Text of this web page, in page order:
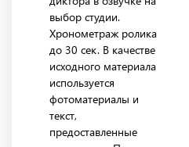
выбор студии.
Хронометраж ролика
до 30 сек. В качестве
исходного материала
используется
фотоматериалы и
текст,
предоставленные